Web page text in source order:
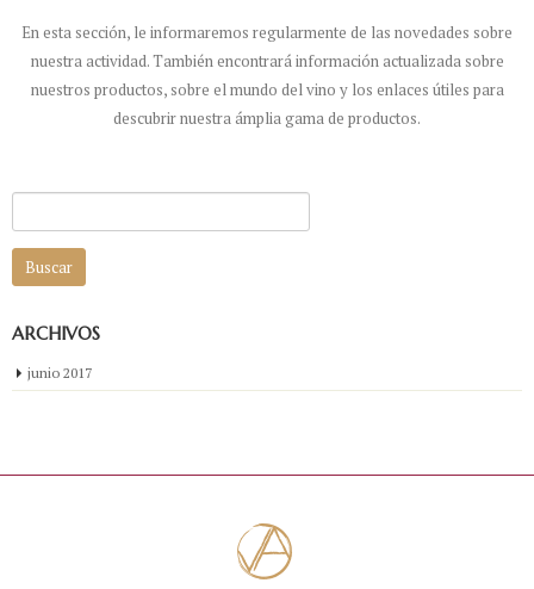
En esta sección, le informaremos regularmente de las novedades sobre
nuestra actividad. También encontrará información actualizada sobre
nuestros productos, sobre el mundo del vino y los enlaces útiles para
descubrir nuestra ámplia gama de productos.
ARCHIVOS
junio 2017